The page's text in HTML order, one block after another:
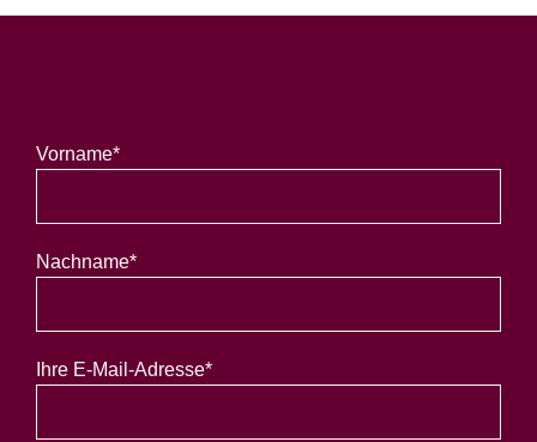
Vorname*
Nachname*
Ihre E-Mail-Adresse*